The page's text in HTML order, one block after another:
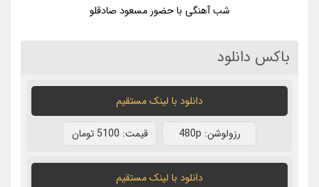
شب آهنگی با حضور مسعود صادقلو
باکس دانلود
دانلود با لينک مستقيم
رزولوشن: 480p قيمت: 5100 تومان
دانلود با لينک مستقيم